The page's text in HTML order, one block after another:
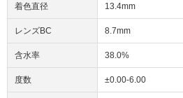
着色直径 13.4mm
レンズBC 8.7mm
含水率 38.0%
度数 ±0.00-6.00